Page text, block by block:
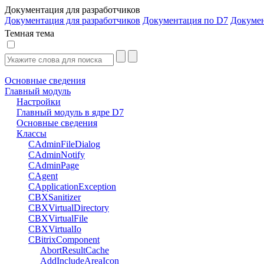
Документация для разработчиков
Документация для разработчиков Документация по D7
Темная тема
Основные сведения
Главный модуль
Настройки
Главный модуль в ядре D7
Основные сведения
Классы
CAdminFileDialog
CAdminNotify
CAdminPage
CAgent
CApplicationException
CBXSanitizer
CBXVirtualDirectory
CBXVirtualFile
CBXVirtualIo
CBitrixComponent
AbortResultCache
AddIncludeAreaIcon